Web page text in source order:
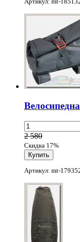
2 580
Скидка 17%
Артикул: mt-